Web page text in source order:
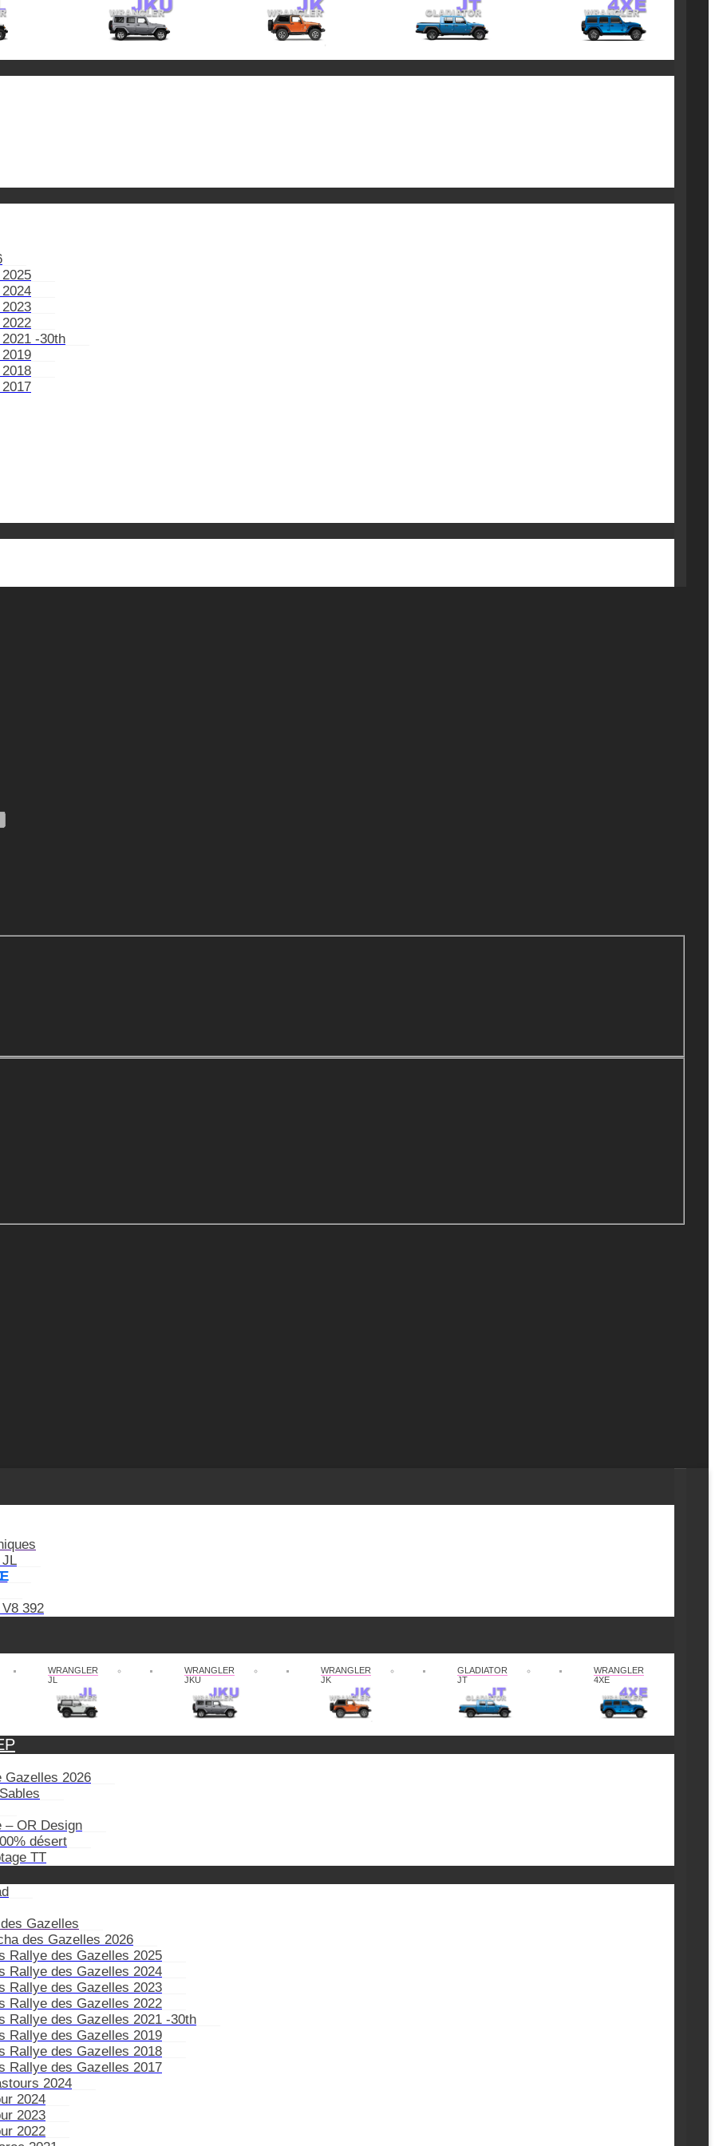
-30th
392
WRANGLER
JL
WRANGLER
JKU
WRANGLER
JK
GLADIATOR
JT
WRANGLER
4XE
Gazelles 2026
– OR Design
désert
TT
Gazelles
des Gazelles 2026
Rallye des Gazelles 2025
Rallye des Gazelles 2024
Rallye des Gazelles 2023
Rallye des Gazelles 2022
Rallye des Gazelles 2021 -30th
Rallye des Gazelles 2019
Rallye des Gazelles 2018
Rallye des Gazelles 2017
2024
2024
2023
2022